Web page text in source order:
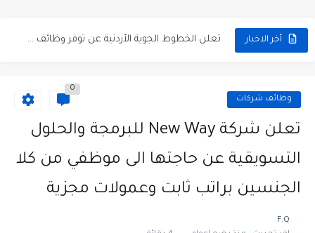
أخر الاخبار تعلن الخطوط الجوية الأردنية عن توفر وظائف شاغرة لمضيفي طيران
مطلوب عامل نظافة عدد 2 بدوام كامل او جزئي في...
مطلوب موظفين لدى شركه صناعيه رائده مهندسين في الاردن
مسؤول مبيعات وتسويق المستلزمات الطبية
وظائف شركات
0
تعلن شركة New Way للبرمجة والحلول
التسويقية عن حاجتها الى موظفي من كلا
الجنسين براتب ثابت وعمولات مجزية
F.Q